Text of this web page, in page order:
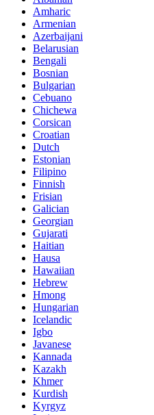
Amharic
Armenian
Azerbaijani
Belarusian
Bengali
Bosnian
Bulgarian
Cebuano
Chichewa
Corsican
Croatian
Dutch
Estonian
Filipino
Finnish
Frisian
Galician
Georgian
Gujarati
Haitian
Hausa
Hawaiian
Hebrew
Hmong
Hungarian
Icelandic
Igbo
Javanese
Kannada
Kazakh
Khmer
Kurdish
Kyrgyz